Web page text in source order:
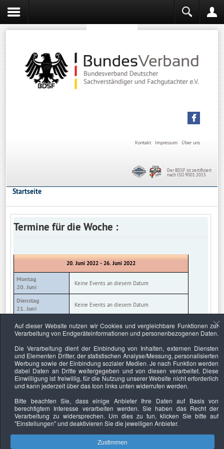
Über uns
Impressum
Kontakt
Der BDSF ist zertifiziert
nach ISO 9001:2015
Startseite
Termine für die Woche :
20. Juni 2022 - 26. Juni 2022
Montag
20. Juni
Keine Events an diesem Datum
Dienstag
21. Juni
Keine Events an diesem Datum
Mittwoch
22. Juni
Keine Events an diesem Datum
23. Juni
Keine Events an diesem Datum
Freitag
24. Juni
Keine Events an diesem Datum
Samstag
Sonntag
26. Juni
Keine Events an diesem Datum
Auf dieser Website nutzen wir Cookies und vergleichbare Funktionen zur
Verarbeitung von Endgeräteinformationen und personenbezogenen Daten.
Die Verarbeitung dient der Einbindung von Inhalten, externen Diensten
und Elementen Dritter, der statistischen Analyse/Messung, personalisierten
Werbung sowie der Einbindung sozialer Medien. Je nach Funktion werden
dabei Daten an Dritte weitergegeben und von diesen verarbeitet. Diese
Einwilligung ist freiwillig, für die Nutzung unserer Website nicht erforderlich
und kann jederzeit über das Icon links unten widerrufen werden.
Bitte beachten Sie, dass einige Anbieter Ihre Daten auf Basis von
berechtigtem Interesse verarbeiten werden. Sie haben das Recht der
Verarbeitung zu widersprechen. Um dies zu tun, klicken Sie bitte auf
"Einstellungen"und deaktivieren Sie die jeweiligen Anbieter.
Zustimmen